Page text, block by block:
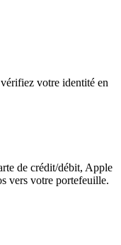
votre identité en
de crédit/débit, Apple
vers votre portefeuille.